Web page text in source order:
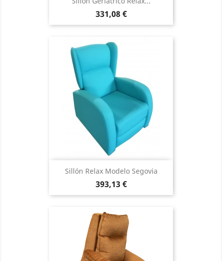
Precio
331,08 €
Sillón Relax Modelo Segovia
Precio
393,13 €